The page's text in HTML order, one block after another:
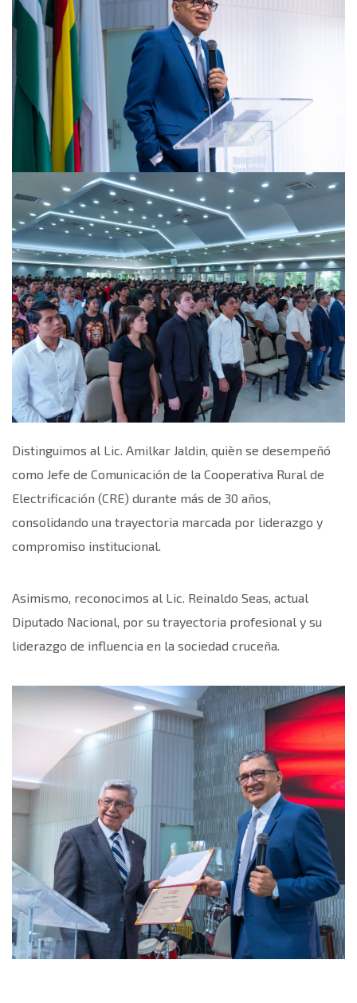
Distinguimos al Lic. Amilkar Jaldin, quièn se desempeñó
como Jefe de Comunicación de la Cooperativa Rural de
Electrificación (CRE) durante más de 30 años,
consolidando una trayectoria marcada por liderazgo y
compromiso institucional.
Asimismo, reconocimos al Lic. Reinaldo Seas, actual
Diputado Nacional, por su trayectoria profesional y su
liderazgo de influencia en la sociedad cruceña.